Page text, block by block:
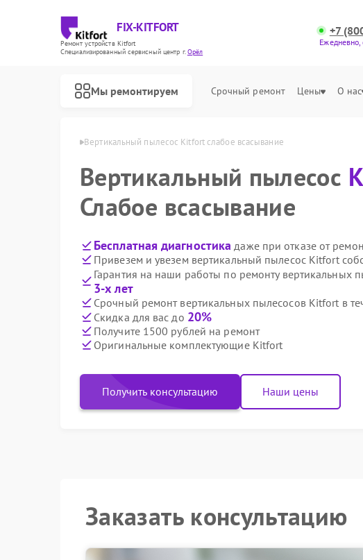
FIX-KITFORT
Ремонт устройств Kitfort
Специализированный cервисный центр г.Орёл
+7
Мы ремонтируем Срочный ремонт Цены О нас
Kitfort в Орле Вертикальный пылесос Kitfort слабое всасывание
Вертикальный пылесос
Слабое всасывание
Бесплатная диагностика даже при отказе от
Привезем и увезем вертикальный пылесос Kitfort
Гарантия на наши работы по ремонту вертикальных
3-х лет
Срочный ремонт вертикальных пылесосов Kitfort в
Скидка для вас до 20%
Получите 1500 рублей на ремонт
Оригинальные комплектующие Kitfort
Получить консультацию Наши цены
Заказать консультацию